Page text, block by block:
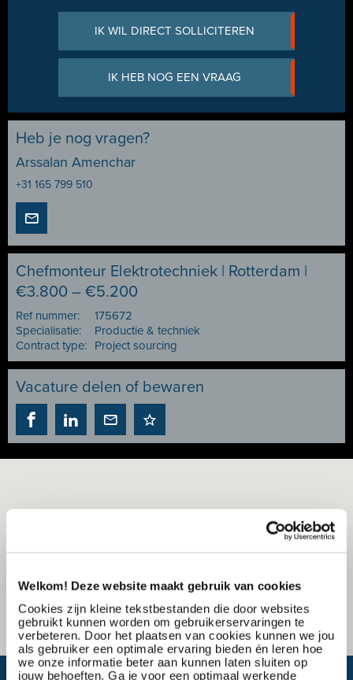
Welkom! Deze website maakt gebruik van cookies
Cookies zijn kleine tekstbestanden die door websites
gebruikt kunnen worden om gebruikerservaringen te
verbeteren. Door het plaatsen van cookies kunnen we jou
als gebruiker een optimale ervaring bieden én leren hoe
we onze informatie beter aan kunnen laten sluiten op
jouw behoeften. Ga je voor een optimaal werkende
IK WIL DIRECT SOLLICITEREN
IK HEB NOG EEN VRAAG
Heb je nog vragen?
Arssalan Amenchar
+31 165 799 510
Chefmonteur Elektrotechniek | Rotterdam |
€3.800 – €5.200
Ref nummer:
175672
Specialisatie:
Productie & techniek
Contract type:
Project sourcing
Vacature delen of bewaren